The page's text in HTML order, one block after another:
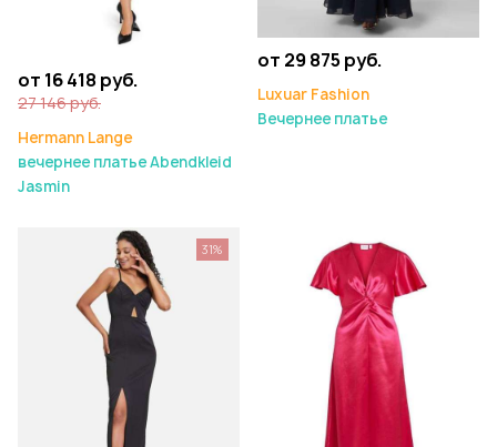
от 16 418 руб.
27 146 руб.
Hermann Lange
вечернее платье Abendkleid
Jasmin
от 29 875 руб.
Luxuar Fashion
Вечернее платье
31%